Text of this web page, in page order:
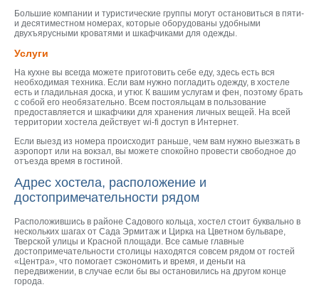
Большие компании и туристические группы могут остановиться в пяти-
и десятиместном номерах, которые оборудованы удобными
двухъярусными кроватями и шкафчиками для одежды.
Услуги
На кухне вы всегда можете приготовить себе еду, здесь есть вся
необходимая техника. Если вам нужно погладить одежду, в хостеле
есть и гладильная доска, и утюг. К вашим услугам и фен, поэтому брать
с собой его необязательно. Всем постояльцам в пользование
предоставляется и шкафчики для хранения личных вещей. На всей
территории хостела действует wi-fi доступ в Интернет.
Если выезд из номера происходит раньше, чем вам нужно выезжать в
аэропорт или на вокзал, вы можете спокойно провести свободное до
отъезда время в гостиной.
Адрес хостела, расположение и
достопримечательности рядом
Расположившись в районе Садового кольца, хостел стоит буквально в
нескольких шагах от Сада Эрмитаж и Цирка на Цветном бульваре,
Тверской улицы и Красной площади. Все самые главные
достопримечательности столицы находятся совсем рядом от гостей
«Центра», что помогает сэкономить и время, и деньги на
передвижении, в случае если бы вы остановились на другом конце
города.